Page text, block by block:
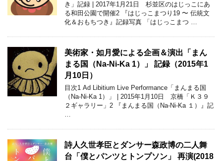
き」記録 | 2017年1月21日 杉並区のはじっこにあ
る和田公園で開催2 『はじっこまつり19 〜 伝統文
化＆おもちつき』記録写真 「はじっこまつ …
美術家・如月愛による企画＆演出「まん
まる国（Na-Ni-Ka 1）」 記録（2015年1
月10日）
目次1 Ad Libitium Live Performance「まんまる国
（Na-Ni-Ka 1）」 | 2015年1月10日 京橋「Ｋ３９
２ギャラリー」2 『まんまる国（Na-Ni-Ka １）』記
…
詩人久世孝臣とダンサー森政博の二人舞
台「僕とパンツとトンプソン」 再演(2018